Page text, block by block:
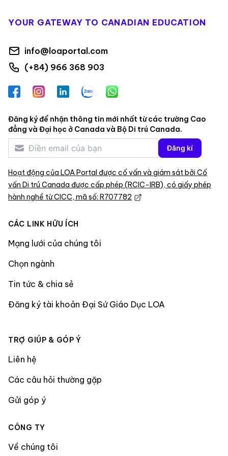
YOUR GATEWAY TO CANADIAN EDUCATION
info@loaportal.com
(+84) 966 368 903
FacebookInstagramLinkedInZalo WhatsApp
Đăng ký để nhận thông tin mới nhất từ các trường Cao
đẳng và Đại học ở Canada và Bộ Di trú Canada.
Đăng kí
Hoạt động của LOA Portal được cố vấn và giám sát bởi Cố
vấn Di trú Canada được cấp phép (RCIC-IRB), có giấy phép
hành nghề từ CICC, mã số: R707782
CÁC LINK HỮU ÍCH
Mạng lưới của chúng tôi
Chọn ngành
Tin tức & chia sẻ
Đăng ký tài khoản Đại Sứ Giáo Dục LOA
TRỢ GIÚP & GÓP Ý
Liên hệ
Các câu hỏi thường gặp
Gửi góp ý
CÔNG TY
Về chúng tôi